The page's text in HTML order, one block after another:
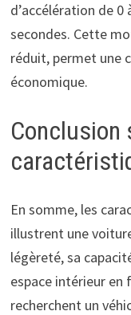
d’accélération de 0
secondes. Cette
réduit, permet une
économique.
Conclusion
En somme, les
illustrent une
légèreté, sa
espace intérieur en
recherchent un